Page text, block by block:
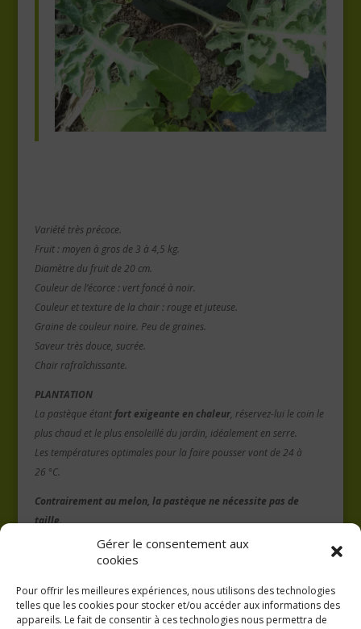
Gérer le consentement aux
cookies
Pour offrir les meilleures expériences, nous utilisons des technologies
telles que les cookies pour stocker et/ou accéder aux informations des
appareils. Le fait de consentir à ces technologies nous permettra de
Variété très précoce.
Fruit : moyen à gros de 3 à 4,5 kg.
Diamètre du fruit de 20 cm.
Couleur de l’écorce : vert foncé à noir.
Couleur et texture de la chair : rouge et juteuse.
Graine de couleur noire. Peu de graines.
Saveur très douce, sucrée.
Chair rafraîchissante.
PLANTATION
La pastèque étantfort exigeante en chaleur, réservez-lui le coin le
plus chaud et le plus ensoleillé du jardin, idéalement en serre.
Les températures optimales pour la faire pousser vont de 24 à
26 °C.
Contrairement au melon, la pastèque ne nécessite pas de
taille.